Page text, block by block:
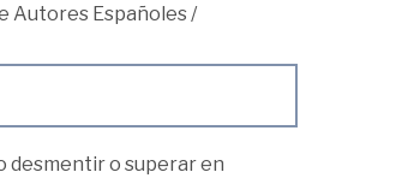
Autores Españoles/
desmentir o superar en